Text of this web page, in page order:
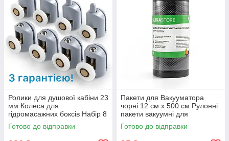
Ролики для душової кабіни 23
мм Колеса для
гідромасажних боксів Набір 8
шт.
Готово до відправки
Пакети для Вакууматора
чорні 12 см х 500 см Рулонні
пакети вакуумні для
продуктів Чорна Вакуумна
Плівка в Рулоні
Готово до відправки